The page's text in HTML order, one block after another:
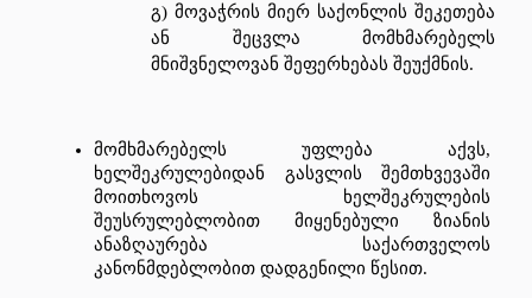
გ) მოვაჭრის მიერ საქონლის შეკეთება
ან
შეცვლა
მომხმარებელს
მნიშვნელოვან შეფერხებას შეუქმნის.
მომხმარებელს უფლება აქვს
ხელშეკრულებიდან
გასვლის
შემთხვევაში
მოითხოვოს
ხელშეკრულების
შეუსრულებლობით
მიყენებული
ზიანის
ანაზღაურება
საქართველოს
კანონმდებლობით დადგენილი წესით.